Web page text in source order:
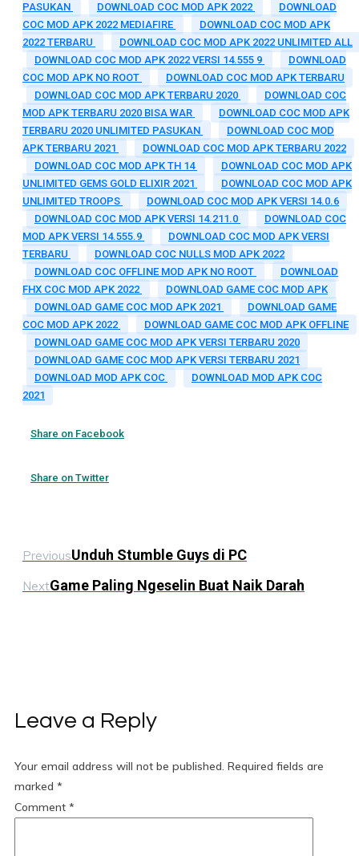
PASUKAN
DOWNLOAD COC MOD APK 2022
DOWNLOAD
COC MOD APK 2022 MEDIAFIRE
DOWNLOAD COC MOD APK
2022 TERBARU
DOWNLOAD COC MOD APK 2022 UNLIMITED ALL
DOWNLOAD COC MOD APK 2022 VERSI 14.555 9
DOWNLOAD
COC MOD APK NO ROOT
DOWNLOAD COC MOD APK TERBARU
DOWNLOAD COC MOD APK TERBARU 2020
DOWNLOAD COC
MOD APK TERBARU 2020 BISA WAR
DOWNLOAD COC MOD APK
TERBARU 2020 UNLIMITED PASUKAN
DOWNLOAD COC MOD
APK TERBARU 2021
DOWNLOAD COC MOD APK TERBARU 2022
DOWNLOAD COC MOD APK TH 14
DOWNLOAD COC MOD APK
UNLIMITED GEMS GOLD ELIXIR 2021
DOWNLOAD COC MOD APK
UNLIMITED TROOPS
DOWNLOAD COC MOD APK VERSI 14.0.6
DOWNLOAD COC MOD APK VERSI 14.211.0
DOWNLOAD COC
MOD APK VERSI 14.555.9
DOWNLOAD COC MOD APK VERSI
TERBARU
DOWNLOAD COC NULLS MOD APK 2022
DOWNLOAD COC OFFLINE MOD APK NO ROOT
DOWNLOAD
FHX COC MOD APK 2022
DOWNLOAD GAME COC MOD APK
DOWNLOAD GAME COC MOD APK 2021
DOWNLOAD GAME
COC MOD APK 2022
DOWNLOAD GAME COC MOD APK OFFLINE
DOWNLOAD GAME COC MOD APK VERSI TERBARU 2020
DOWNLOAD GAME COC MOD APK VERSI TERBARU 2021
DOWNLOAD MOD APK COC
DOWNLOAD MOD APK COC
2021
Share on Facebook
Share on Twitter
PreviousUnduh Stumble Guys di PC
NextGame Paling Ngeselin Buat Naik Darah
Leave a Reply
Your email address will not be published. Required fields are
marked *
Comment *